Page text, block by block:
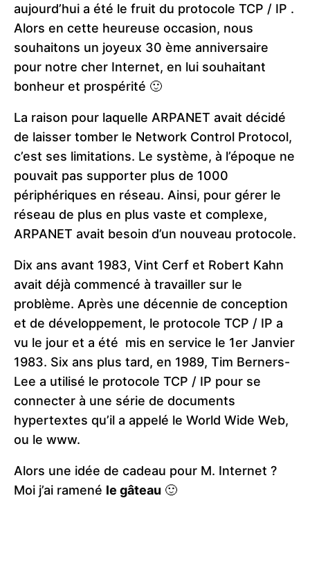
aujourd’hui a été le fruit du protocole TCP / IP .
Alors en cette heureuse occasion, nous
souhaitons un joyeux 30 ème anniversaire
pour notre cher Internet, en lui souhaitant
bonheur et prospérité 🙂
La raison pour laquelle ARPANET avait décidé
de laisser tomber le Network Control Protocol,
c’est ses limitations. Le système, à l’époque ne
pouvait pas supporter plus de 1000
périphériques en réseau. Ainsi, pour gérer le
réseau de plus en plus vaste et complexe,
ARPANET avait besoin d’un nouveau protocole.
Dix ans avant 1983, Vint Cerf et Robert Kahn
avait déjà commencé à travailler sur le
problème. Après une décennie de conception
et de développement, le protocole TCP / IP a
vu le jour et a été mis en service le 1er Janvier
1983. Six ans plus tard, en 1989, Tim Berners-
Lee a utilisé le protocole TCP / IP pour se
connecter à une série de documents
hypertextes qu’il a appelé le World Wide Web,
ou le www.
Alors une idée de cadeau pour M. Internet ?
Moi j’ai ramené le gâteau 🙂